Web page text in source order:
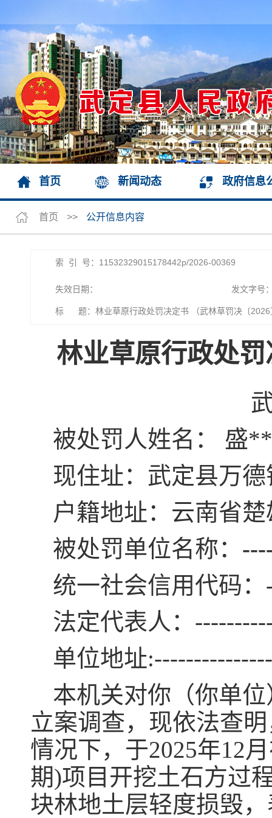
首页 新闻动态 政府信息
首页 >> 公开信息内容
索 引 号：11532329015178442p/2026-00369
失效日期： 发文字号
标 题：林业草原行政处罚决定书 （武林草罚决〔2026
林业草原行政处
被处罚人姓名： 盛
现住址：武定县万
户籍地址：云南省
被处罚单位名称：
统一社会信用代码
法定代表人：
单位地址
本机关对你（你单
立案调查，现依法查
情况下，于2025年12
期)项目开挖土石方过
块林地土层轻度损毁